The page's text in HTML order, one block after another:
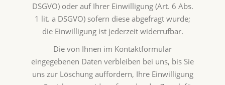
DSGVO) oder auf Ihrer Einwilligung (Art. 6 Abs.
1 lit. a DSGVO) sofern diese abgefragt wurde;
die Einwilligung ist jederzeit widerrufbar.
Die von Ihnen im Kontaktformular
eingegebenen Daten verbleiben bei uns, bis Sie
uns zur Löschung auffordern, Ihre Einwilligung